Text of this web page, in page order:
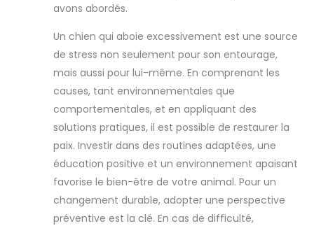
avons abordés.
Un chien qui aboie excessivement est une source
de stress non seulement pour son entourage,
mais aussi pour lui-même. En comprenant les
causes, tant environnementales que
comportementales, et en appliquant des
solutions pratiques, il est possible de restaurer la
paix. Investir dans des routines adaptées, une
éducation positive et un environnement apaisant
favorise le bien-être de votre animal. Pour un
changement durable, adopter une perspective
préventive est la clé. En cas de difficulté,